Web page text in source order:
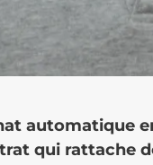
automatique
qui rattache